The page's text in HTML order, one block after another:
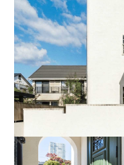
家づくりの流れ
土地をお探しの方
会社概要
採用情報
各種お問い合わせ
来場予約
南欧・プロヴァンス風
特徴から探す
中庭・パティオ
和室・小上がり
シューズインクロー